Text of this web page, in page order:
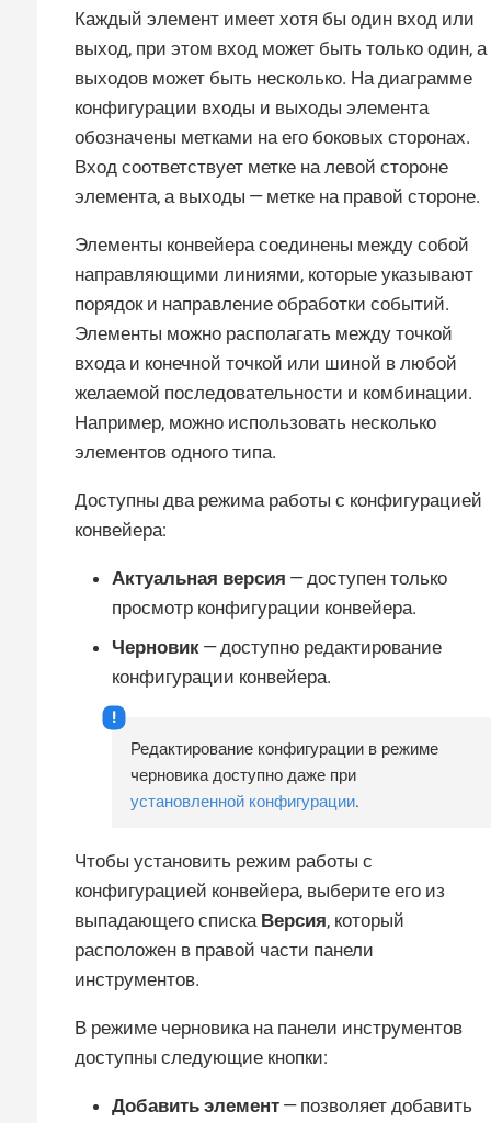
Каждый элемент имеет хотя бы один вход или
выход, при этом вход может быть только один, а
выходов может быть несколько. На диаграмме
конфигурации входы и выходы элемента
обозначены метками на его боковых сторонах.
Вход соответствует метке на левой стороне
элемента, а выходы — метке на правой стороне.
Элементы конвейера соединены между собой
направляющими линиями, которые указывают
порядок и направление обработки событий.
Элементы можно располагать между точкой
входа и конечной точкой или шиной в любой
желаемой последовательности и комбинации.
Например, можно использовать несколько
элементов одного типа.
Доступны два режима работы с конфигурацией
конвейера:
Актуальная версия — доступен только
просмотр конфигурации конвейера.
Черновик — доступно редактирование
конфигурации конвейера.
Редактирование конфигурации в режиме
черновика доступно даже при
установленной конфигурации.
Чтобы установить режим работы с
конфигурацией конвейера, выберите его из
выпадающего списка Версия, который
расположен в правой части панели
инструментов.
В режиме черновика на панели инструментов
доступны следующие кнопки:
Добавить элемент — позволяет добавить